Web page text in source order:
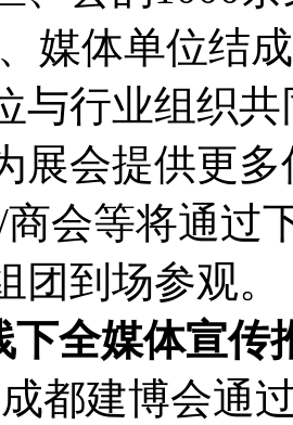
媒体单位结
与行业组织
展会提供更
会等将通过
团到场参观。
下全媒体宣传
建博会通过